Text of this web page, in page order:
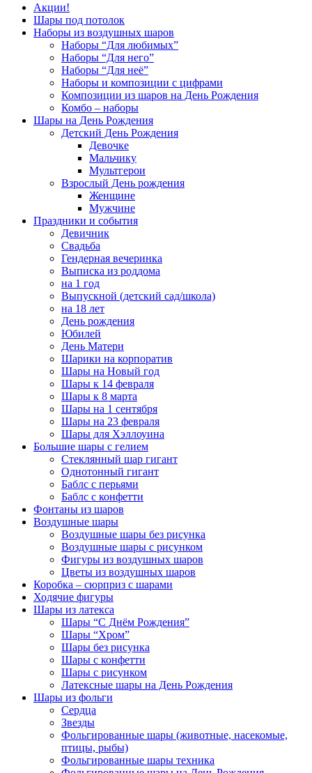
Акции!
Шары под потолок
Наборы из воздушных шаров
Наборы “Для любимых”
Наборы “Для него”
Наборы “Для неё”
Наборы и композиции с цифрами
Композиции из шаров на День Рождения
Комбо – наборы
Шары на День Рождения
Детский День Рождения
Девочке
Мальчику
Мультгерои
Взрослый День рождения
Женщине
Мужчине
Праздники и события
Девичник
Свадьба
Гендерная вечеринка
Выписка из роддома
на 1 год
Выпускной (детский сад/школа)
на 18 лет
День рождения
Юбилей
День Матери
Шарики на корпоратив
Шары на Новый год
Шары к 14 февраля
Шары к 8 марта
Шары на 1 сентября
Шары на 23 февраля
Шары для Хэллоуина
Большие шары с гелием
Стеклянный шар гигант
Однотонный гигант
Баблс с перьями
Баблс с конфетти
Фонтаны из шаров
Воздушные шары
Воздушные шары без рисунка
Воздушные шары с рисунком
Фигуры из воздушных шаров
Цветы из воздушных шаров
Коробка – сюрприз с шарами
Ходячие фигуры
Шары из латекса
Шары “С Днём Рождения”
Шары “Хром”
Шары без рисунка
Шары с конфетти
Шары с рисунком
Латексные шары на День Рождения
Шары из фольги
Сердца
Звезды
Фольгированные шары (животные, насекомые,
птицы, рыбы)
Фольгированные шары техника